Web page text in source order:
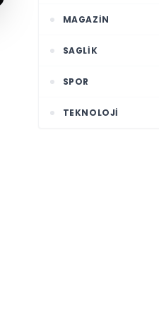
MAGAZIN
SAGLIK
SPOR
TEKNOLOJI